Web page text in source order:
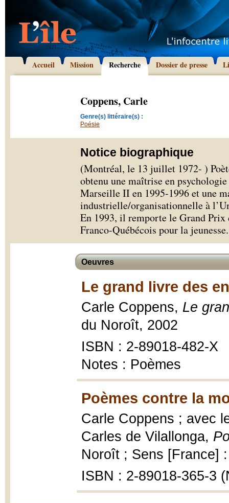
Accueil Mission Recherche Dossier de presse
Coppens, Carle
Genre(s) littéraire(s) :
Poésie
Notice biographique
(Montréal, le 13 juillet 1972- )
obtenu une maîtrise en
Marseille II en 1995-1996 et une
industrielle/organisationnelle à
En 1993, il remporte le Grand
Franco-Québécois pour la jeunesse.
Oeuvres
Le grand livre des
Carle Coppens, Le
du Noroît, 2002
ISBN : 2-89018-482-X
Notes : Poèmes
Poèmes contre la
Carle Coppens ; avec
Carles de Vilallonga,
Noroît ; Sens [France]
ISBN : 2-89018-365-3